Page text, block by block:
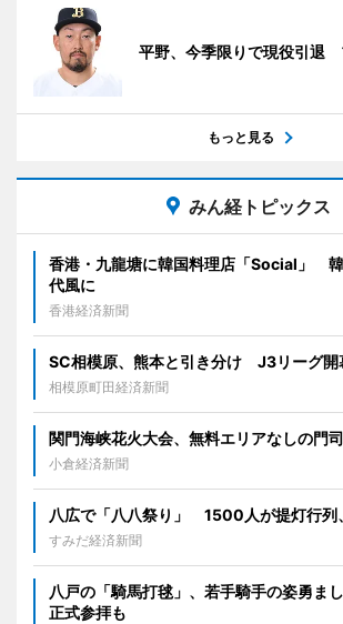
平野、今季限りで現役引退
もっと見る
みん経トピックス
香港・九龍塘に韓国料理店「Social」
代風に
香港経済新聞
SC相模原、熊本と引き分け J3リーグ開
相模原町田経済新聞
関門海峡花火大会、無料エリアなしの門
小倉経済新聞
八広で「八八祭り」 1500人が提灯行列
すみだ経済新聞
八戸の「騎馬打毬」、若手騎手の姿勇
正式参拝も